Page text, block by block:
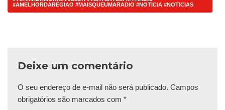
#AMELHORDAREGIAO #MAISQUEUMARADIO #NOTICIA #NOTICIAS
Deixe um comentário
O seu endereço de e-mail não será publicado. Campos
obrigatórios são marcados com *